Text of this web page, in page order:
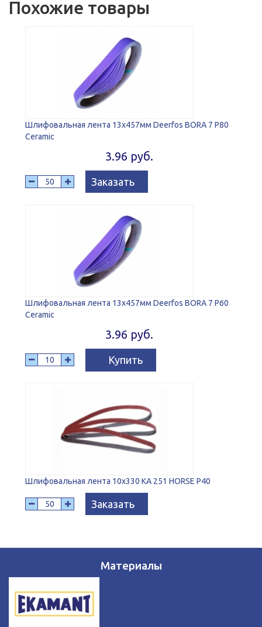
Похожие товары
Шлифовальная лента 13х457мм Deerfos BORA 7 P80
Ceramic
3.96 руб.
Заказать
Шлифовальная лента 13х457мм Deerfos BORA 7 P60
Ceramic
3.96 руб.
Купить
Шлифовальная лента 10х330 KA 251 HORSE P40
Заказать
Материалы